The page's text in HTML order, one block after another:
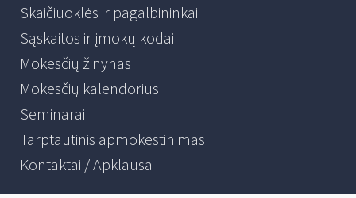
Skaičiuoklės ir pagalbininkai
Sąskaitos ir įmokų kodai
Mokesčių žinynas
Mokesčių kalendorius
Seminarai
Tarptautinis apmokestinimas
Kontaktai / Apklausa